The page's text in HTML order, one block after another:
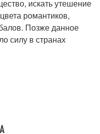
искать утешение
романтиков,
Позже данное
силу в странах